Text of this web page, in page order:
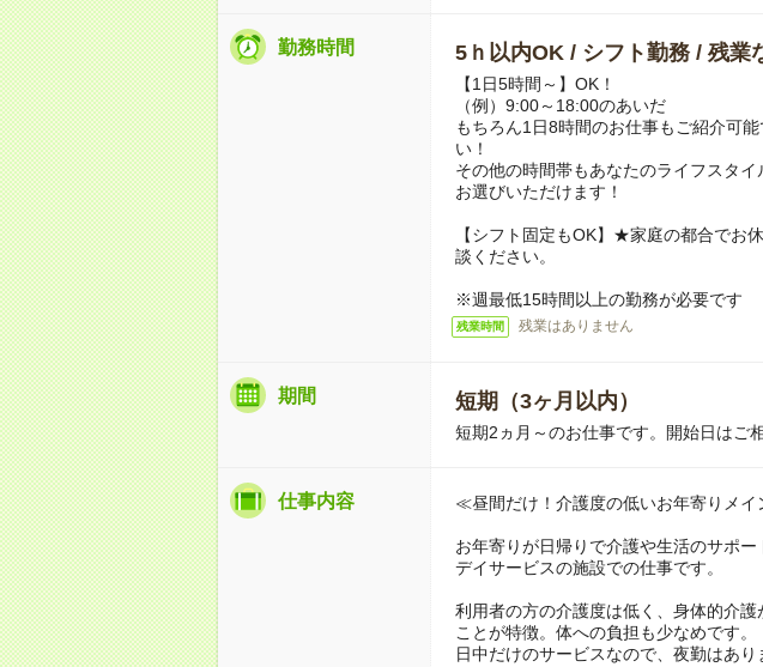
勤務時間 5ｈ以内OK / シフト勤務 / 残業
【1日5時間～】OK！
（例）9:00～18:00のあいだ
もちろん1日8時間のお仕事もご紹介可
い！
その他の時間帯もあなたのライフスタイ
お選びいただけます！
【シフト固定もOK】★家庭の都合でお
談ください。
※週最低15時間以上の勤務が必要です
残業時間 残業はありません
期間 短期（3ヶ月以内）
短期2ヵ月～のお仕事です。開始日は
仕事内容 ≪昼間だけ！介護度の低いお年寄りメ
お年寄りが日帰りで介護や生活のサポー
デイサービスの施設での仕事です。
利用者の方の介護度は低く、身体的介護
ことが特徴。体への負担も少なめです。
日中だけのサービスなので、夜勤はあり